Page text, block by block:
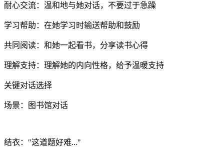
耐心交流：温和地与她对话，不要过于急躁
学习帮助：在她学习时输送帮助和鼓励
共同阅读：和她一起看书，分享读书心得
理解支持：理解她的内向性格，给予温暖支持
关键对话选择
场景：图书馆对话
结衣："这道题好难..."